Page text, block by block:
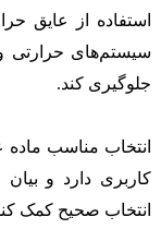
استفاده از عایق
سیستم‌های حرارتی
جلوگیری کند.
انتخاب مناسب
کاربری دارد و
انتخاب صحیح کمک